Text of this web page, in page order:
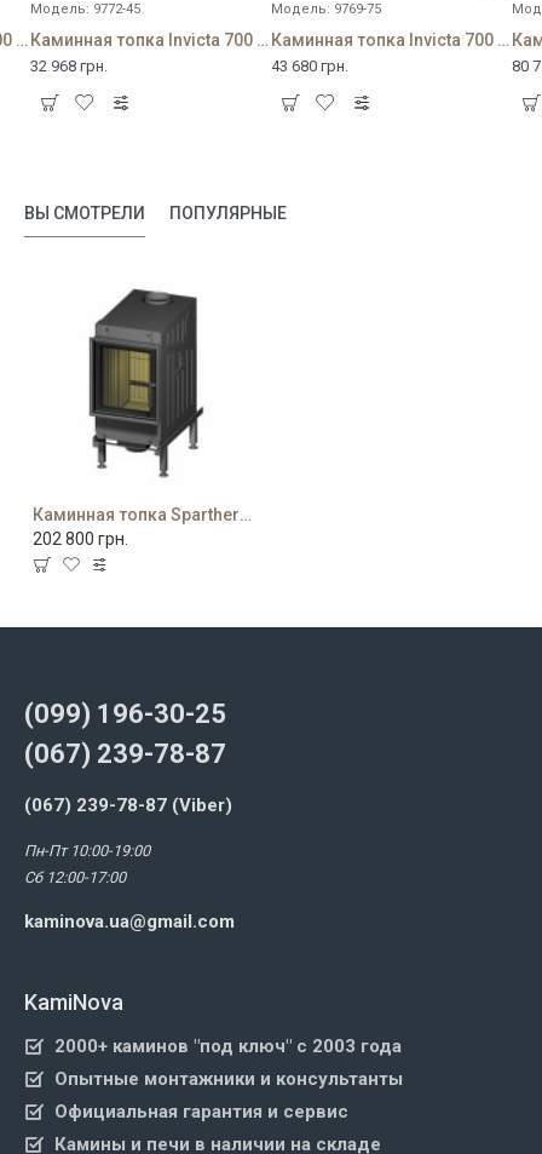
Каминная топка Invicta 700 Grande Angle
Модель: 9772-45
Каминная топка Invicta 700 Minos с шибером
32 968 грн.
Модель: 9769-75
Каминная топка Invicta 700 SELENIC с шибером
43 680 грн. 80
ВЫ СМОТРЕЛИ ПОПУЛЯРНЫЕ
Каминная топка Spartherm Nova F-Air
202 800 грн.
(099) 196-30-25
(067) 239-78-87
(067) 239-78-87 (Viber)
Пн-Пт 10:00-19:00
Сб 12:00-17:00
kaminova.ua@gmail.com
KamiNova
2000+ каминов "под ключ" с 2003 года
Опытные монтажники и консультанты
Официальная гарантия и сервис
Камины и печи в наличии на складе